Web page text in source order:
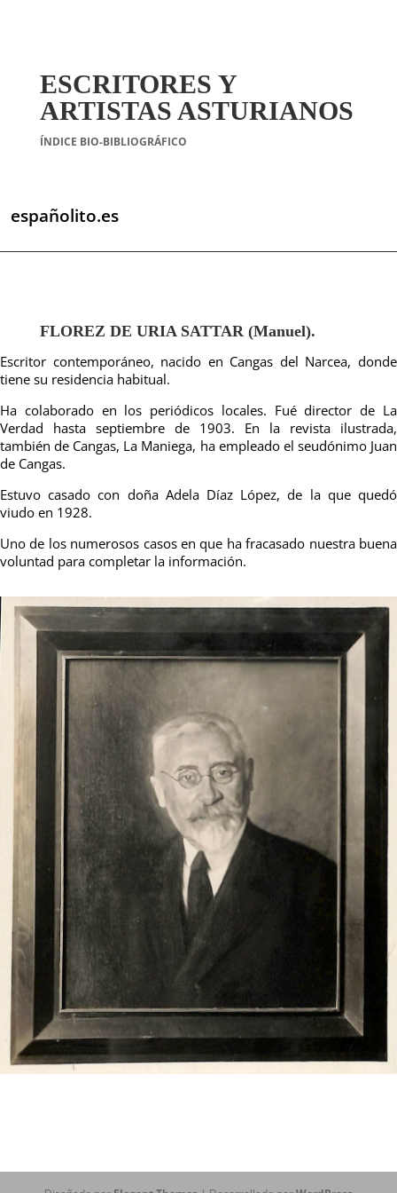
ESCRITORES Y
ARTISTAS ASTURIANOS
ÍNDICE BIO-BIBLIOGRÁFICO
españolito.es
FLOREZ DE URIA SATTAR (Manuel).
Escritor contemporáneo, nacido en Cangas del Narcea, donde
tiene su residencia habitual.
Ha colaborado en los periódicos locales. Fué director de La
Verdad hasta septiembre de 1903. En la revista ilustrada,
también de Cangas, La Maniega, ha empleado el seudónimo Juan
de Cangas.
Estuvo casado con doña Adela Díaz López, de la que quedó
viudo en 1928.
Uno de los numerosos casos en que ha fracasado nuestra buena
voluntad para completar la información.